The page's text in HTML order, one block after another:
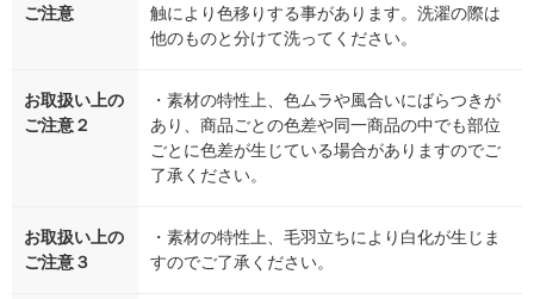
ご注意
触により色移りする事があります。洗濯の際は
他のものと分けて洗ってください。
お取扱い上の
ご注意２
・素材の特性上、色ムラや風合いにばらつきが
あり、商品ごとの色差や同一商品の中でも部位
ごとに色差が生じている場合がありますのでご
了承ください。
お取扱い上の
ご注意３
・素材の特性上、毛羽立ちにより白化が生じま
すのでご了承ください。